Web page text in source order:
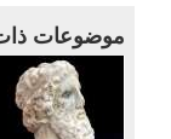
موضوعات